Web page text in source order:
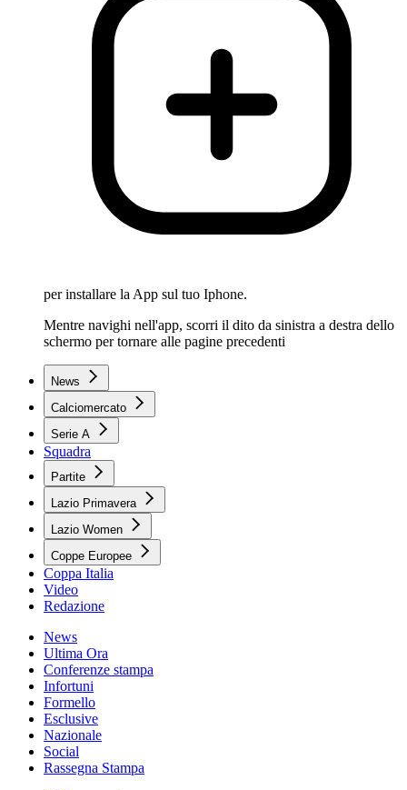
per installare la App sul tuo Iphone.
Mentre navighi nell'app, scorri il dito da sinistra a destra dello
schermo per tornare alle pagine precedenti
News
Calciomercato
Serie A
Squadra
Partite
Lazio Primavera
Lazio Women
Coppe Europee
Coppa Italia
Video
Redazione
News
Ultima Ora
Conferenze stampa
Infortuni
Formello
Esclusive
Nazionale
Social
Rassegna Stampa